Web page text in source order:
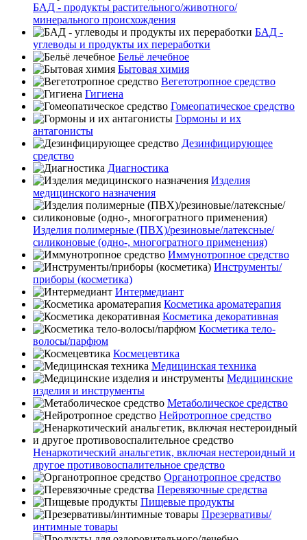
БАД - продукты растительного/животного/
минерального происхождения
БАД -
углеводы и продукты их переработки
Бельё лечебное
Бытовая химия
Вегетотропное средство
Гигиена
Гомеопатическое средство
Гормоны и их
антагонисты
Дезинфицирующее
средство
Диагностика
Изделия
медицинского назначения
Изделия полимерные (ПВХ)/резиновые/латексные/
силиконовые (одно-, многогратного применения)
Иммунотропное средство
Инструменты/
приборы (косметика)
Интермедиант
Косметика ароматерапия
Косметика декоративная
Косметика тело-
волосы/парфюм
Космецевтика
Медицинская техника
Медицинские
изделия и инструменты
Метаболическое средство
Нейротропное средство
Ненаркотический анальгетик, включая нестероидный и
другое противовоспалительное средство
Органотропное средство
Перевязочные средства
Пищевые продукты
Презервативы/
интимные товары